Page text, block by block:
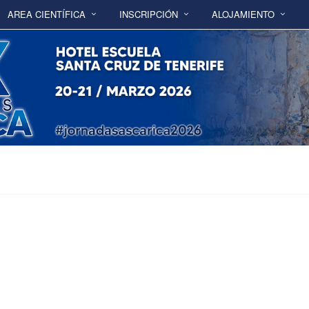
AREA CIENTÍFICA INSCRIPCIÓN ALOJAMIENTO